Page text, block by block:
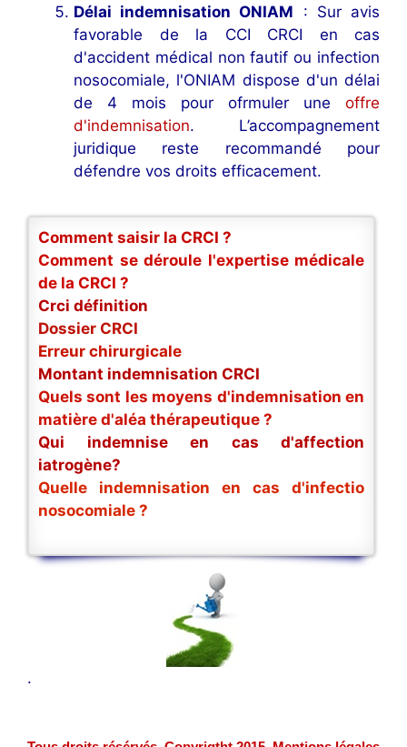
Délai indemnisation ONIAM : Sur avis
favorable de la CCI CRCI en cas
d'accident médical non fautif ou infection
nosocomiale, l'ONIAM dispose d'un délai
de 4 mois pour ofrmuler une offre
d'indemnisation. L’accompagnement
juridique reste recommandé pour
défendre vos droits efficacement.
Comment saisir la CRCI ?
Comment se déroule l'expertise médicale
de la CRCI ?
Crci définition
Dossier CRCI
Erreur chirurgicale
Montant indemnisation CRCI
Quels sont les moyens d'indemnisation en
matière d'aléa thérapeutique ?
Qui indemnise en cas d'affection
iatrogène?
Quelle indemnisation en cas d'infectio
nosocomiale ?
.